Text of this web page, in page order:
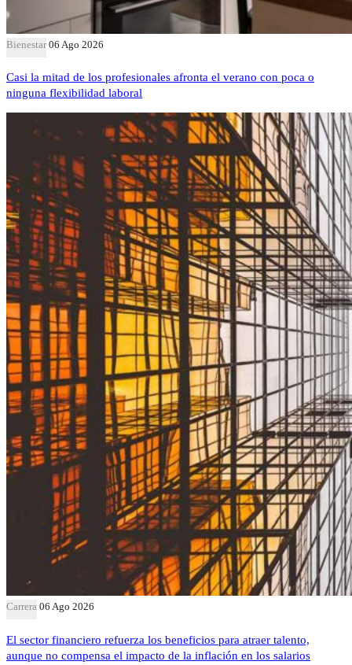
Bienestar 06 Ago 2026
Casi la mitad de los profesionales afronta el verano con poca o
ninguna flexibilidad laboral
Carrera 06 Ago 2026
El sector financiero refuerza los beneficios para atraer talento,
aunque no compensa el impacto de la inflación en los salarios